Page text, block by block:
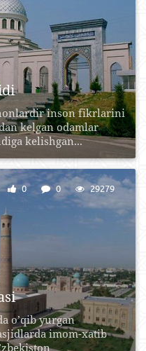
inson fikrlarini
kelgan odamlar
kelishgan...
o’qib yurgan
imom-xatib
0 0 29279